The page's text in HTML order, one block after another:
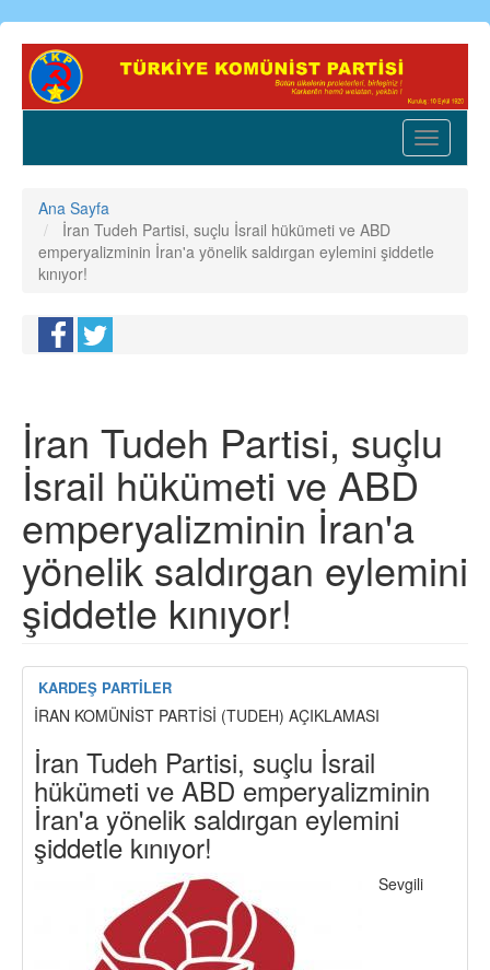
Ana
içeriğe
Toggle
Ana Sayfa
İran Tudeh Partisi, suçlu İsrail hükümeti ve ABD
emperyalizminin İran'a yönelik saldırgan eylemini şiddetle
kınıyor!
İran Tudeh Partisi, suçlu
İsrail hükümeti ve ABD
emperyalizminin İran'a
yönelik saldırgan eylemini
şiddetle kınıyor!
KARDEŞ PARTİLER
İRAN KOMÜNİST PARTİSİ (TUDEH) AÇIKLAMASI
İran Tudeh Partisi, suçlu İsrail
hükümeti ve ABD emperyalizminin
İran'a yönelik saldırgan eylemini
şiddetle kınıyor!
Sevgili